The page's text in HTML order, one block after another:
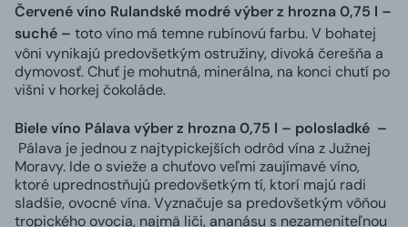
Červené víno Rulandské modré výber z hrozna 0,75 l –
suché – toto víno má temne rubínovú farbu. V bohatej
vôni vynikajú predovšetkým ostružiny, divoká čerešňa a
dymovosť. Chuť je mohutná, minerálna, na konci chutí po
višni v horkej čokoláde.
Biele víno Pálava výber z hrozna 0,75 l – polosladké –
Pálava je jednou z najtypickejších odrôd vína z Južnej
Moravy. Ide o svieže a chuťovo veľmi zaujímavé víno,
ktoré uprednostňujú predovšetkým tí, ktorí majú radi
sladšie, ovocné vína. Vyznačuje sa predovšetkým vôňou
tropického ovocia, najmä liči, ananásu s nezameniteľnou